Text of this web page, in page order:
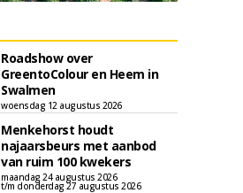
Roadshow over
GreentoColour en Heem in
Swalmen
woensdag 12 augustus 2026
Menkehorst houdt
najaarsbeurs met aanbod
van ruim 100 kwekers
maandag 24 augustus 2026
t/m donderdag 27 augustus 2026